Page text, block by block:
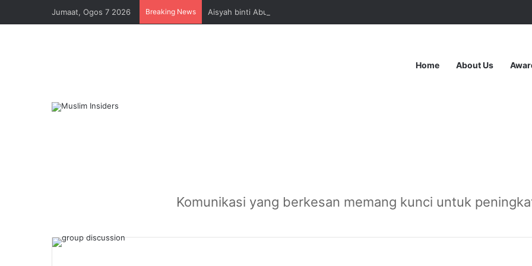
Jumaat, Ogos 7 2026 Breaking News Aisyah binti Abu Bakar: Pemimpin Ulama
Home About Us
Bagaimana Perdebatan Aktif
Komunikasi yang berkesan memang kunci untuk